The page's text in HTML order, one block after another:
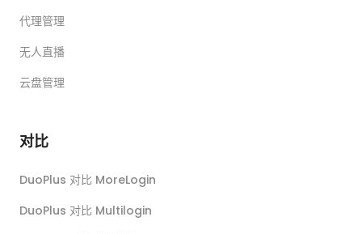
代理管理
无人直播
云盘管理
对比
DuoPlus 对比 MoreLogin
DuoPlus 对比 Multilogin